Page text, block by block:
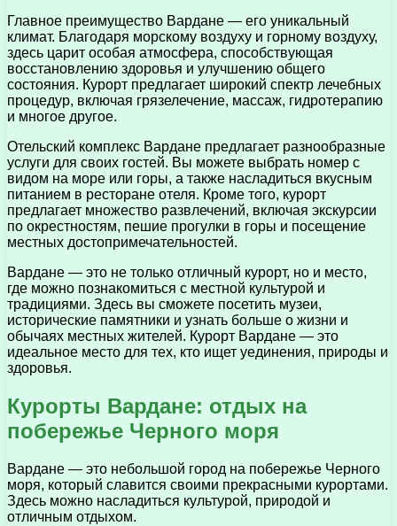
Главное преимущество Вардане — его уникальный
климат. Благодаря морскому воздуху и горному воздуху,
здесь царит особая атмосфера, способствующая
восстановлению здоровья и улучшению общего
состояния. Курорт предлагает широкий спектр лечебных
процедур, включая грязелечение, массаж, гидротерапию
и многое другое.
Отельский комплекс Вардане предлагает разнообразные
услуги для своих гостей. Вы можете выбрать номер с
видом на море или горы, а также насладиться вкусным
питанием в ресторане отеля. Кроме того, курорт
предлагает множество развлечений, включая экскурсии
по окрестностям, пешие прогулки в горы и посещение
местных достопримечательностей.
Вардане — это не только отличный курорт, но и место,
где можно познакомиться с местной культурой и
традициями. Здесь вы сможете посетить музеи,
исторические памятники и узнать больше о жизни и
обычаях местных жителей. Курорт Вардане — это
идеальное место для тех, кто ищет уединения, природы и
здоровья.
Курорты Вардане: отдых на
побережье Черного моря
Вардане — это небольшой город на побережье Черного
моря, который славится своими прекрасными курортами.
Здесь можно насладиться культурой, природой и
отличным отдыхом.